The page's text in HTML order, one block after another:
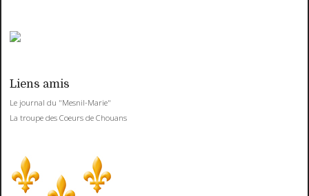
Liens amis
Le journal du "Mesnil-Marie"
La troupe des Coeurs de Chouans